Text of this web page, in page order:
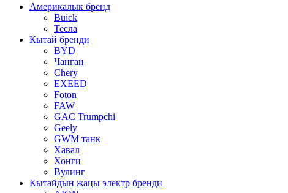
Америкалык бренд
Buick
Тесла
Кытай бренди
BYD
Чанган
Chery
EXEED
Foton
FAW
GAC Trumpchi
Geely
GWM танк
Хавал
Хонги
Вулинг
Кытайдын жаңы электр бренди